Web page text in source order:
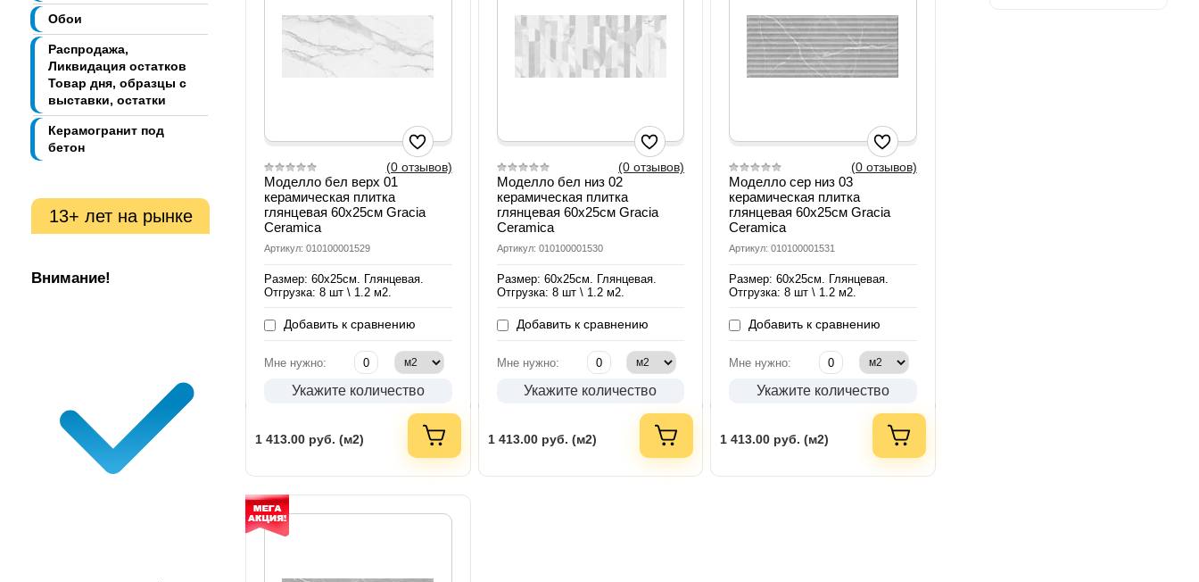
Обои
Распродажа,
Ликвидация остатков
Товар дня, образцы с
выставки, остатки
Керамогранит под
бетон
13+ лет на рынке
Внимание!
(0 отзывов)
Моделло бел верх 01
керамическая плитка
глянцевая 60х25см Gracia
Ceramica
Артикул: 010100001529
Размер: 60х25см. Глянцевая.
Отгрузка: 8 шт \ 1.2 м2.
Добавить к сравнению
Мне нужно:
Укажите количество
1 413.00 руб. (м2)
(0 отзывов)
Моделло бел низ 02
керамическая плитка
глянцевая 60х25см Gracia
Ceramica
Артикул: 010100001530
Размер: 60х25см. Глянцевая.
Отгрузка: 8 шт \ 1.2 м2.
Добавить к сравнению
Мне нужно:
Укажите количество
1 413.00 руб. (м2)
(0 отзывов)
Моделло сер низ 03
керамическая плитка
глянцевая 60х25см Gracia
Ceramica
Артикул: 010100001531
Размер: 60х25см. Глянцевая.
Отгрузка: 8 шт \ 1.2 м2.
Добавить к сравнению
Мне нужно:
Укажите количество
1 413.00 руб. (м2)